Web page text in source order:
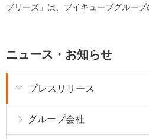
ブリーズ」は、ブイキューブグループ
ニュース・お知らせ
プレスリリース
グループ会社